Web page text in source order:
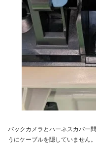
バックカメラとハーネスカバー
うにケーブルを隠していません